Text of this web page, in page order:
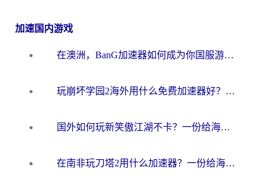
加速国内游戏
在澳洲，BanG加速器如何成为你国服游戏的“时光机”？
玩崩坏学园2海外用什么免费加速器好？2026海外党亲测国服游戏加速指南
国外如何玩新笑傲江湖不卡？一份给海外游子的终极网络指南
在南非玩刀塔2用什么加速器？一份给海外游子的终极生存指南